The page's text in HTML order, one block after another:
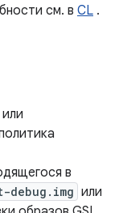
см. в CL .
или
в
debug.img или